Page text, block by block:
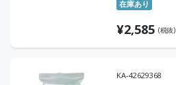
在庫あり
¥2,585 (税抜)
KA-42629368